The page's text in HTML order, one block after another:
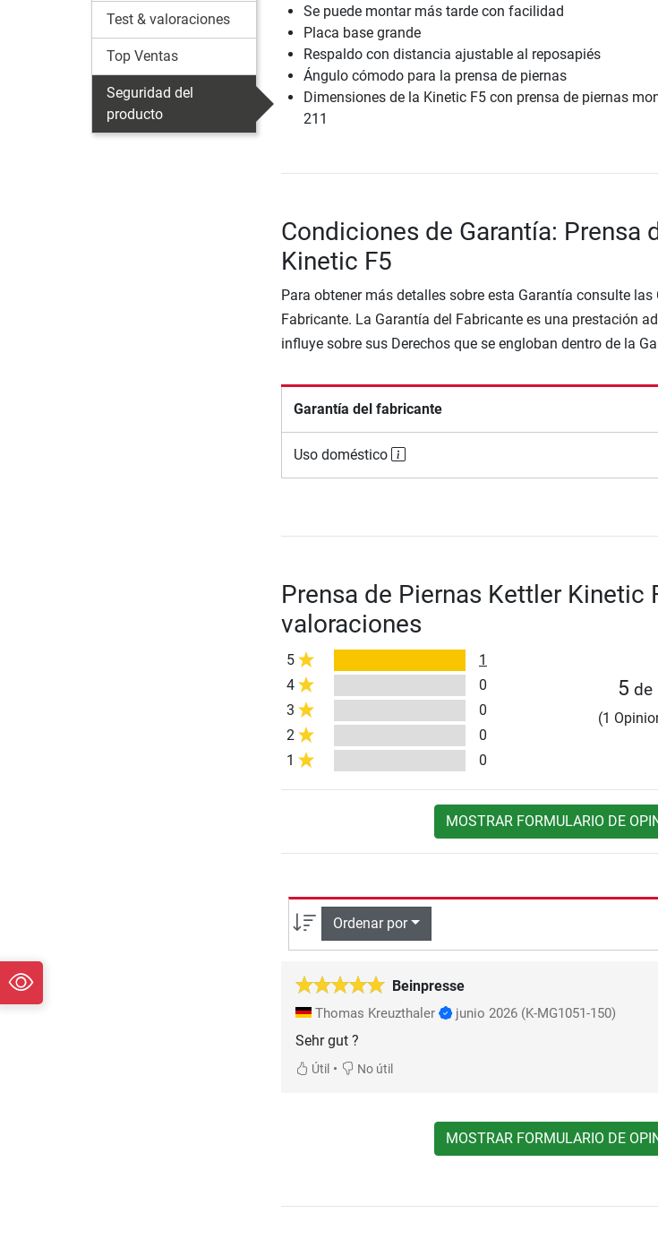
Test & valoraciones
Top Ventas
Seguridad del
producto
Se puede montar más tarde con facilidad
Placa base grande
Respaldo con distancia ajustable al reposapiés
Ángulo cómodo para la prensa de piernas
Dimensiones de la Kinetic F5 con prensa de piernas
211
Condiciones de Garantía: Prensa
Kinetic F5
Para obtener más detalles sobre esta Garantía consulte las
Fabricante. La Garantía del Fabricante es una prestación
influye sobre sus Derechos que se engloban dentro de la
Garantía del fabricante
Uso doméstico
Prensa de Piernas Kettler Kinetic
valoraciones
5
1
4
0
3
0
2
0
1
0
5 de
(1
MOSTRAR FORMULARIO DE
Ordenar por
Beinpresse
Thomas Kreuzthaler junio 2026 (K-MG1051-150)
Sehr gut ?
Útil• No útil
MOSTRAR FORMULARIO DE